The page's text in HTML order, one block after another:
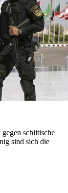
schiitische
sind sich die